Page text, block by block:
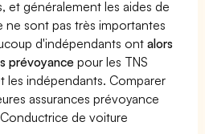
et généralement les aides de
ne sont pas très importantes
d'indépendants ontalors
prévoyance pour les TNS
les indépendants. Comparer
assurances prévoyance
de voiture